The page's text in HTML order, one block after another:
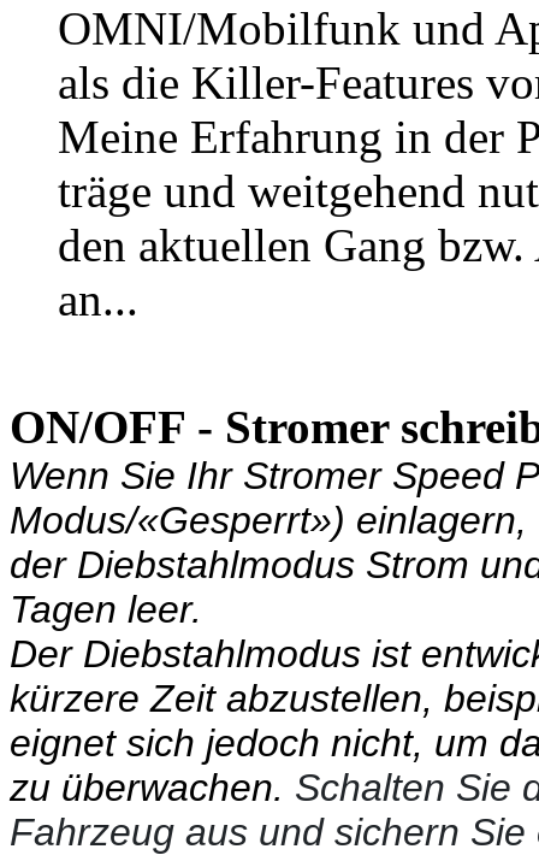
OMNI/Mobilfunk und
als die Killer-Features
Meine Erfahrung in der
träge und weitgehend
den aktuellen Gang
an...
ON/OFF - Stromer
Wenn Sie Ihr Stromer Speed
Modus/«Gesperrt»)
der Diebstahlmodus Strom
Tagen leer.
Der Diebstahlmodus ist
kürzere Zeit abzustellen,
eignet sich jedoch nicht, um
zu überwachen. Schalten Sie
Fahrzeug aus und sichern